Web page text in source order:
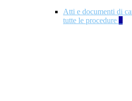
Atti e documenti di
tutte le procedure 5